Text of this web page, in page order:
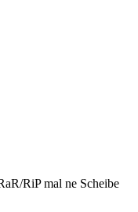
RiP mal ne Scheibe